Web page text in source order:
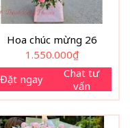
Hoa chúc mừng 26
1.550.000₫
Đặt ngay
Chat tư
vấn